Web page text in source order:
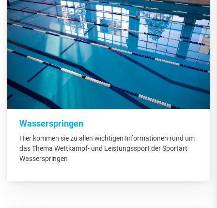
Wasserspringen
Hier kommen sie zu allen wichtigen Informationen rund um
das Thema Wettkampf- und Leistungssport der Sportart
Wasserspringen